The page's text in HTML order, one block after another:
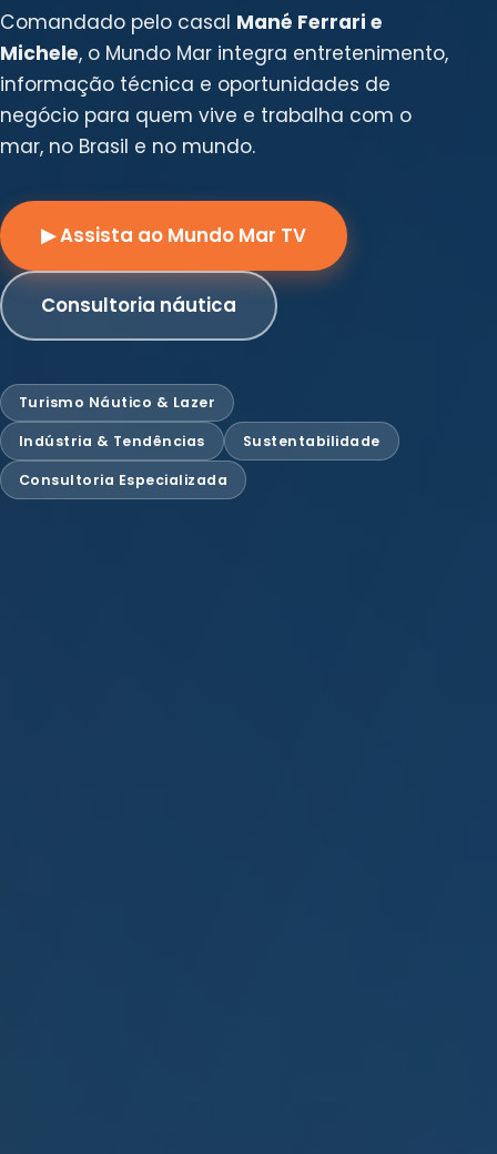
Comandado pelo casal Mané Ferrari e
Michele, o Mundo Mar integra entretenimento,
informação técnica e oportunidades de
negócio para quem vive e trabalha com o
mar, no Brasil e no mundo.
▶ Assista ao Mundo Mar TV
Consultoria náutica
Turismo Náutico & Lazer
Indústria & Tendências Sustentabilidade
Consultoria Especializada